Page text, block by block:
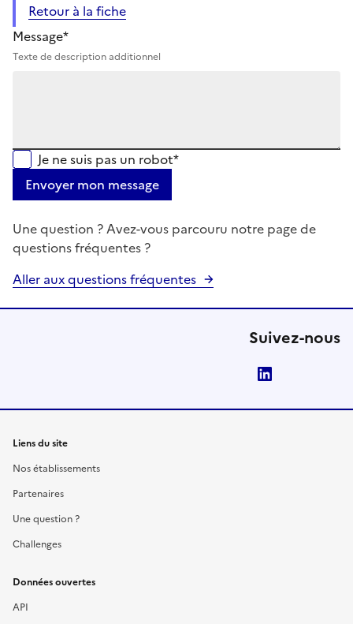
Retour à la fiche
Message*
Texte de description additionnel
Je ne suis pas un robot*
Envoyer mon message
Une question ? Avez-vous parcouru notre page de
questions fréquentes ?
Aller aux questions fréquentes
Suivez-nous
Liens du site
Nos établissements
Partenaires
Une question ?
Challenges
Données ouvertes
API